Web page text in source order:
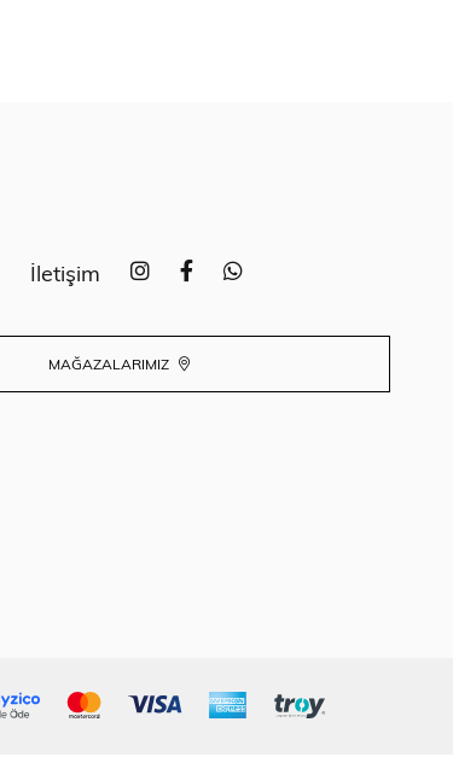
İletişim
MAĞAZALARIMIZ